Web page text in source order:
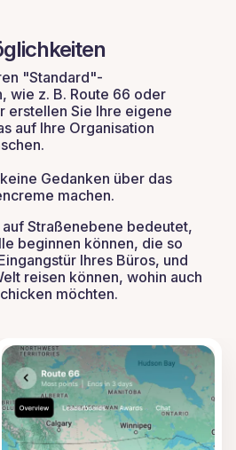
"Standard"-
wie z. B. Route 66 oder
erstellen Sie Ihre eigene
auf Ihre Organisation
Gedanken über das
machen.
Straßenebene bedeutet,
beginnen können, die so
Ihres Büros, und
reisen können, wohin auch
möchten.